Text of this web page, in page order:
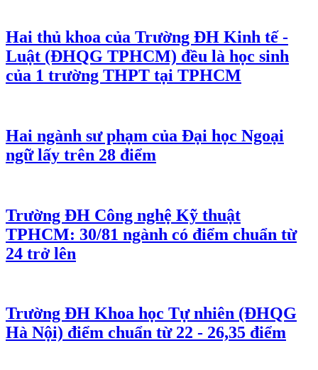
Hai thủ khoa của Trường ĐH Kinh tế -
Luật (ĐHQG TPHCM) đều là học sinh
của 1 trường THPT tại TPHCM
Hai ngành sư phạm của Đại học Ngoại
ngữ lấy trên 28 điểm
Trường ĐH Công nghệ Kỹ thuật
TPHCM: 30/81 ngành có điểm chuẩn từ
24 trở lên
Trường ĐH Khoa học Tự nhiên (ĐHQG
Hà Nội) điểm chuẩn từ 22 - 26,35 điểm